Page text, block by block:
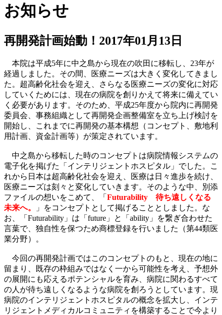
お知らせ
再開発計画始動！ 2017年01月13日
本院は平成5年に中之島から現在の吹田に移転し、23年が
経過しました。その間、医療ニーズは大きく変化してきまし
た。超高齢化社会を迎え、さらなる医療ニーズの変化に対応
していくためには、現在の病院を創りかえて将来に備えてい
く必要があります。そのため、平成25年度から院内に再開発
委員会、事務組織として再開発企画整備室を立ち上げ検討を
開始し、これまでに再開発の基本構想（コンセプト、敷地利
用計画、資金計画等）が策定されています。
中之島から移転した時のコンセプトは病院情報システムの
電子化を掲げた「インテリジェントホスピタル」でした。こ
れから日本は超高齢化社会を迎え、医療は日々進歩を続け、
医療ニーズは刻々と変化していきます。そのような中、別添
ファイルの想いをこめて、「 Futurability 待ち遠しくなる
未来へ。
」をコンセプトとして掲げることとしました。な
お、「Futurability」は「future」と「ability」を繋ぎ合わせた
言葉で、独自性を保つため商標登録を行いました（第44類医
業分野）。
今回の再開発計画ではこのコンセプトのもと、現在の地に
留まり、既存の枠組みではなく一から可能性を考え、予想外
の展開にも応えるポテンシャルを育み、病院に関わるすべて
の人が待ち遠しくなるような病院を創ろうとしています。現
病院のインテリジェントホスピタルの概念を拡大し、インテ
リジェントメディカルコミュニティを構築することで今より